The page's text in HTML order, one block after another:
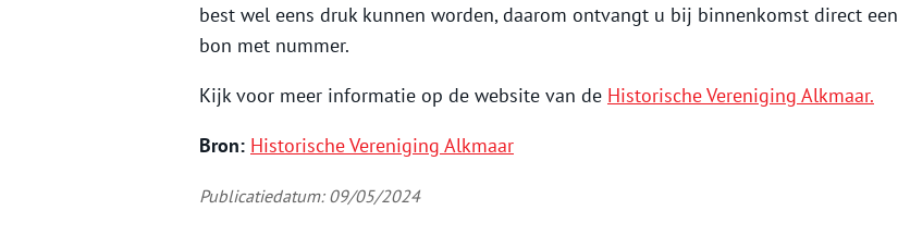
best wel eens druk kunnen worden, daarom ontvangt u bij binnenkomst direct een
bon met nummer.
Kijk voor meer informatie op de website van de Historische Vereniging Alkmaar.
Bron: Historische Vereniging Alkmaar
Publicatiedatum: 09/05/2024